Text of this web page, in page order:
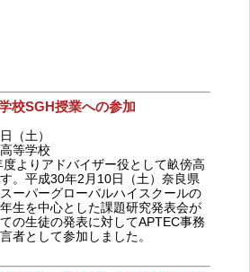
校SGH授業への参加
（土）
等学校
よりアドバイザー役として畝傍高
。平成30年2月10日（土）奈良県
ーパーグローバルハイスクールの
生を中心とした課題研究発表会が
の生徒の発表に対してAPTEC事務
者として参加しました。